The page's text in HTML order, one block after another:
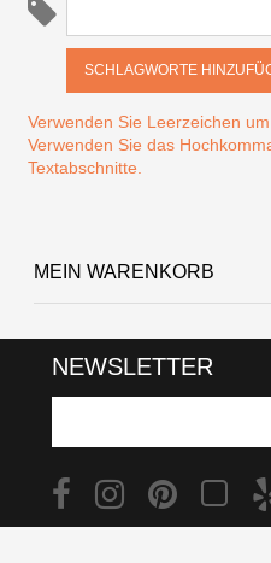
SCHLAGWORTE
Verwenden Sie Leerzeichen
Verwenden Sie das
Textabschnitte.
MEIN WARENKORB
NEWSLETTER